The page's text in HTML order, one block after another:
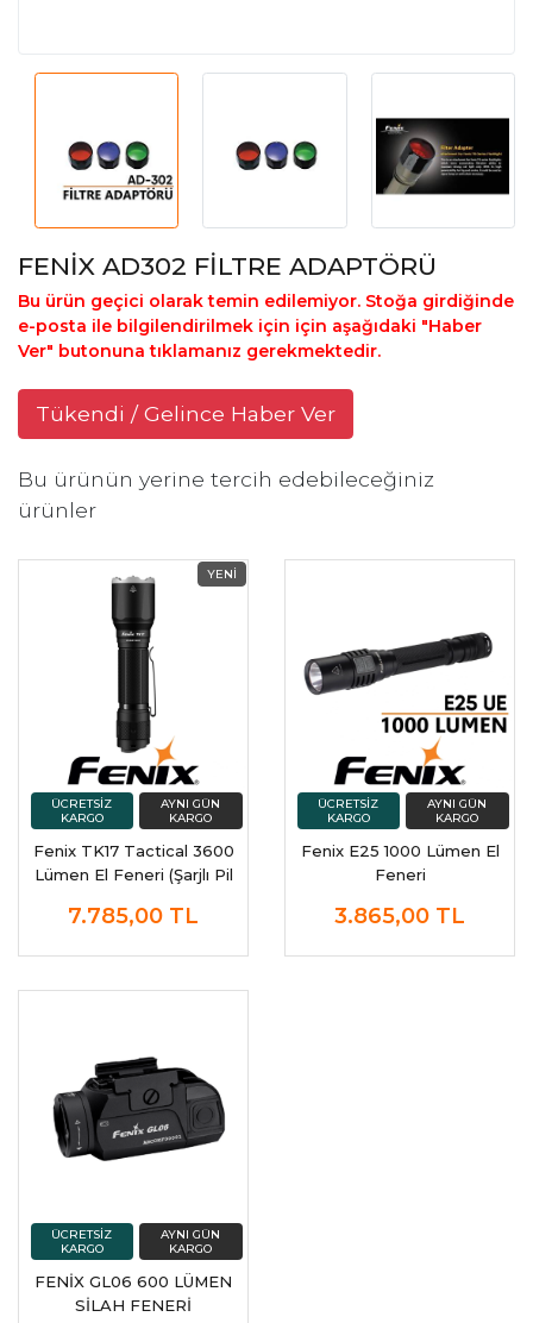
FENİX AD302 FİLTRE ADAPTÖRÜ
Bu ürün geçici olarak temin edilemiyor. Stoğa girdiğinde
e-posta ile bilgilendirilmek için için aşağıdaki "Haber
Ver" butonuna tıklamanız gerekmektedir.
Tükendi / Gelince Haber Ver
Bu ürünün yerine tercih edebileceğiniz
ürünler
Fenix TK17 Tactical 3600
Lümen El Feneri (Şarjlı Pil
7.785,00 TL
Fenix E25 1000 Lümen El
Feneri
3.865,00 TL
FENİX GL06 600 LÜMEN
SİLAH FENERİ